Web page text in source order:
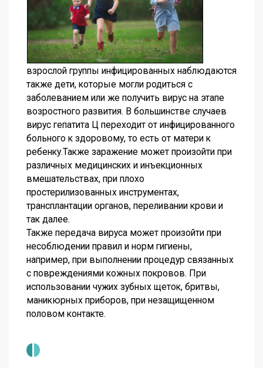
взрослой группы инфицированных наблюдаются
также дети, которые могли родиться с
заболеванием или же получить вирус на этапе
возростного развития. В большинстве случаев
вирус гепатита Ц переходит от инфицированного
больного к здоровому, то есть от матери к
ребенку.Также заражение может произойти при
различных медицинских и инъекционных
вмешательствах, при плохо
простерилизованных инструментах,
трансплантации органов, переливании крови и
так далее.
Также передача вируса может произойти при
несоблюдении правил и норм гигиены,
например, при выполнении процедур связанных
с повреждениями кожных покровов. При
использовании чужих зубных щеток, бритвы,
маникюрных приборов, при незащищенном
половом контакте.